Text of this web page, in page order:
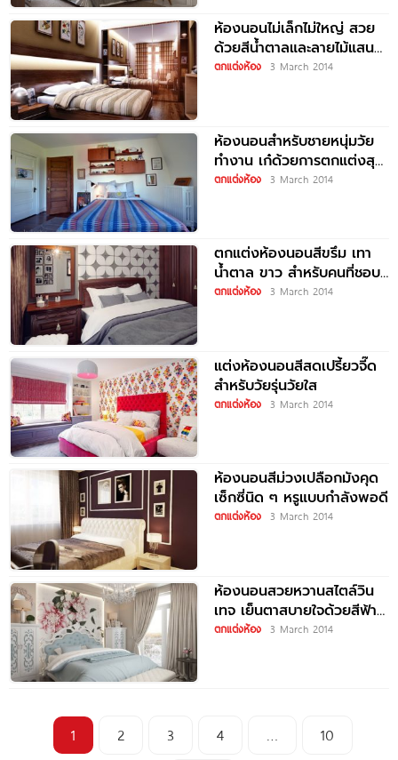
ห้องนอนไม่เล็กไม่ใหญ่ สวย
ด้วยสีน้ำตาลและลายไม้แสน
อบอุ่น
ตกแต่งห้อง 3 March 2014
ห้องนอนสำหรับชายหนุ่มวัย
ทำงาน เก๋ด้วยการตกแต่งสุด
คูล
ตกแต่งห้อง 3 March 2014
ตกแต่งห้องนอนสีขรึม เทา
น้ำตาล ขาว สำหรับคนที่ชอบ
ความเรียบง่าย
ตกแต่งห้อง 3 March 2014
แต่งห้องนอนสีสดเปรี้ยวจี๊ด
สำหรับวัยรุ่นวัยใส
ตกแต่งห้อง 3 March 2014
ห้องนอนสีม่วงเปลือกมังคุด
เซ็กซี่นิด ๆ หรูแบบกำลังพอดี
ตกแต่งห้อง 3 March 2014
ห้องนอนสวยหวานสไตล์วิน
เทจ เย็นตาสบายใจด้วยสีฟ้า-
ขาว
ตกแต่งห้อง 3 March 2014
1 2 3 4 … 10